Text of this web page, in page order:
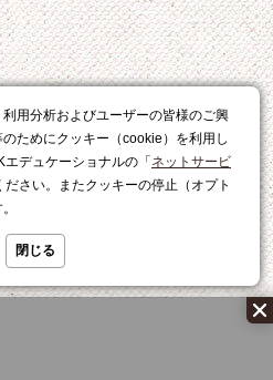
用分析およびユーザーの皆様のご興
ためにクッキー（cookie）を利用し
デュケーショナルの「 ネットサービ
ださい。またクッキーの停止（オプト
閉じる